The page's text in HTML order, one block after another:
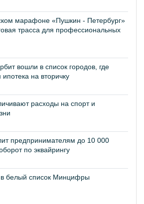
марафоне «Пушкин - Петербург»
трасса для профессиональных
вошли в список городов, где
на вторичку
расходы на спорт и
предпринимателям до 10 000
по эквайрингу
белый список Минцифры